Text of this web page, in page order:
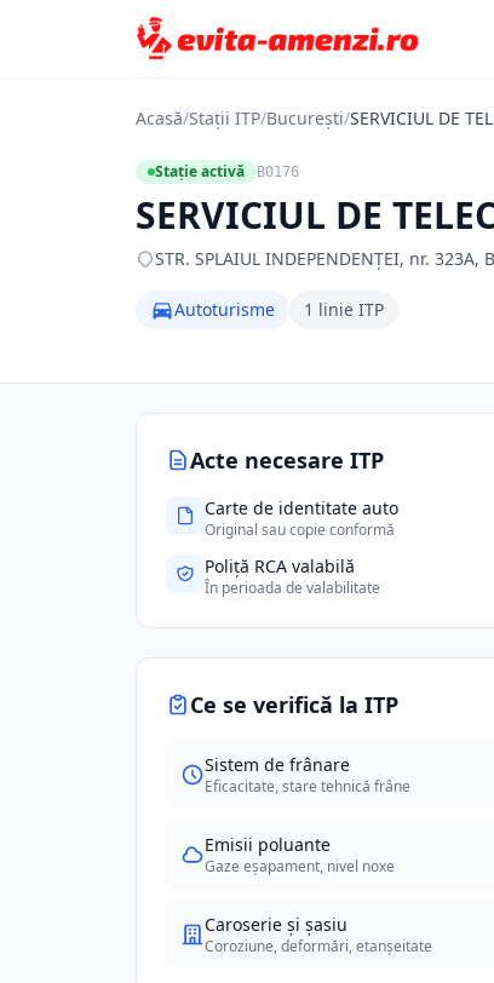
Acasă/Stații ITP/București/SERVICIUL DE
Stație activă B0176
SERVICIUL DE
STR. SPLAIUL INDEPENDENŢEI, nr.
Autoturisme 1 linie ITP
Acte necesare ITP
Carte de identitate auto
Original sau copie conformă
Poliță RCA valabilă
În perioada de valabilitate
Ce se verifică la ITP
Sistem de frânare
Eficacitate, stare tehnică frâne
Emisii poluante
Gaze eșapament, nivel noxe
Caroserie și șasiu
Coroziune, deformări, etanșeitate